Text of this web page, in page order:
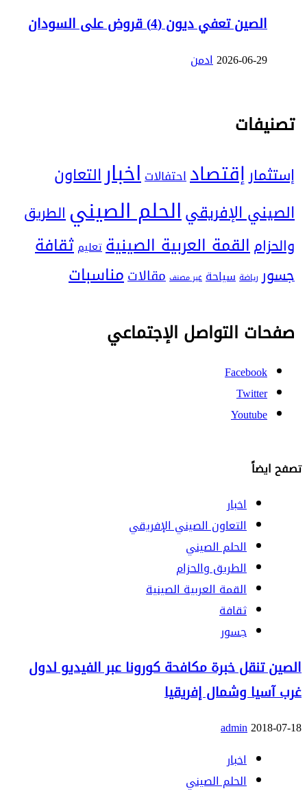
الصين تعفي ديون (4) قروض على السودان
2026-06-29ادمن
تصنيفات
إستثمارإقتصاداحتفالاتاخبارالتعاون
الصيني الإفريقيالحلم الصينيالطريق
والحزامالقمة العربية الصينيةتعليم ثقافة
جسور رياضة سياحة غير مصنف مقالاتمناسبات
صفحات التواصل الإجتماعي
Facebook
Twitter
Youtube
تصفح ايضاً
اخبار
التعاون الصيني الإفريقي
الحلم الصيني
الطريق والحزام
القمة العربية الصينية
ثقافة
جسور
الصين تنقل خبرة مكافحة كورونا عبر الفيديو لدول
غرب آسيا وشمال إفريقيا
2018-07-18
admin
اخبار
الحلم الصيني